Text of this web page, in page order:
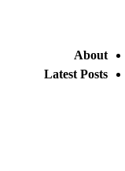
About
Latest Posts